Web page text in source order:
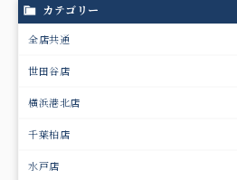
カテゴリー
全店共通
世田谷店
横浜港北店
千葉柏店
水戸店